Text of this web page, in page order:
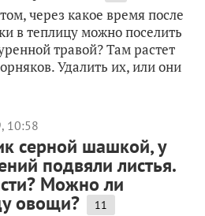
через какое время после
в теплицу можно поселить
травой? Там растет
Удалить их, или они
10:58
серной шашкой, у
подвяли листья.
Можно ли
овощи? 11